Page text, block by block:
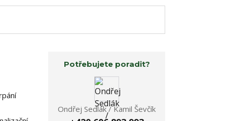
Potřebujete poradit?
Ondřej Sedlák / Kamil Ševčík